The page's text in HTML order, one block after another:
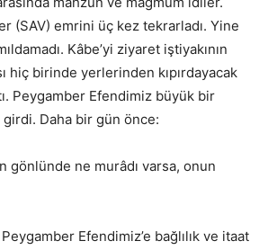
(SAV) emrini üç kez tekrarladı. Yine
Kâbe’yi ziyaret iştiyakının
hiç birinde yerlerinden kıpırdayacak
Peygamber Efendimiz büyük bir
girdi. Daha bir gün önce:
gönlünde ne murâdı varsa, onun
Efendimiz’e bağlılık ve itaat